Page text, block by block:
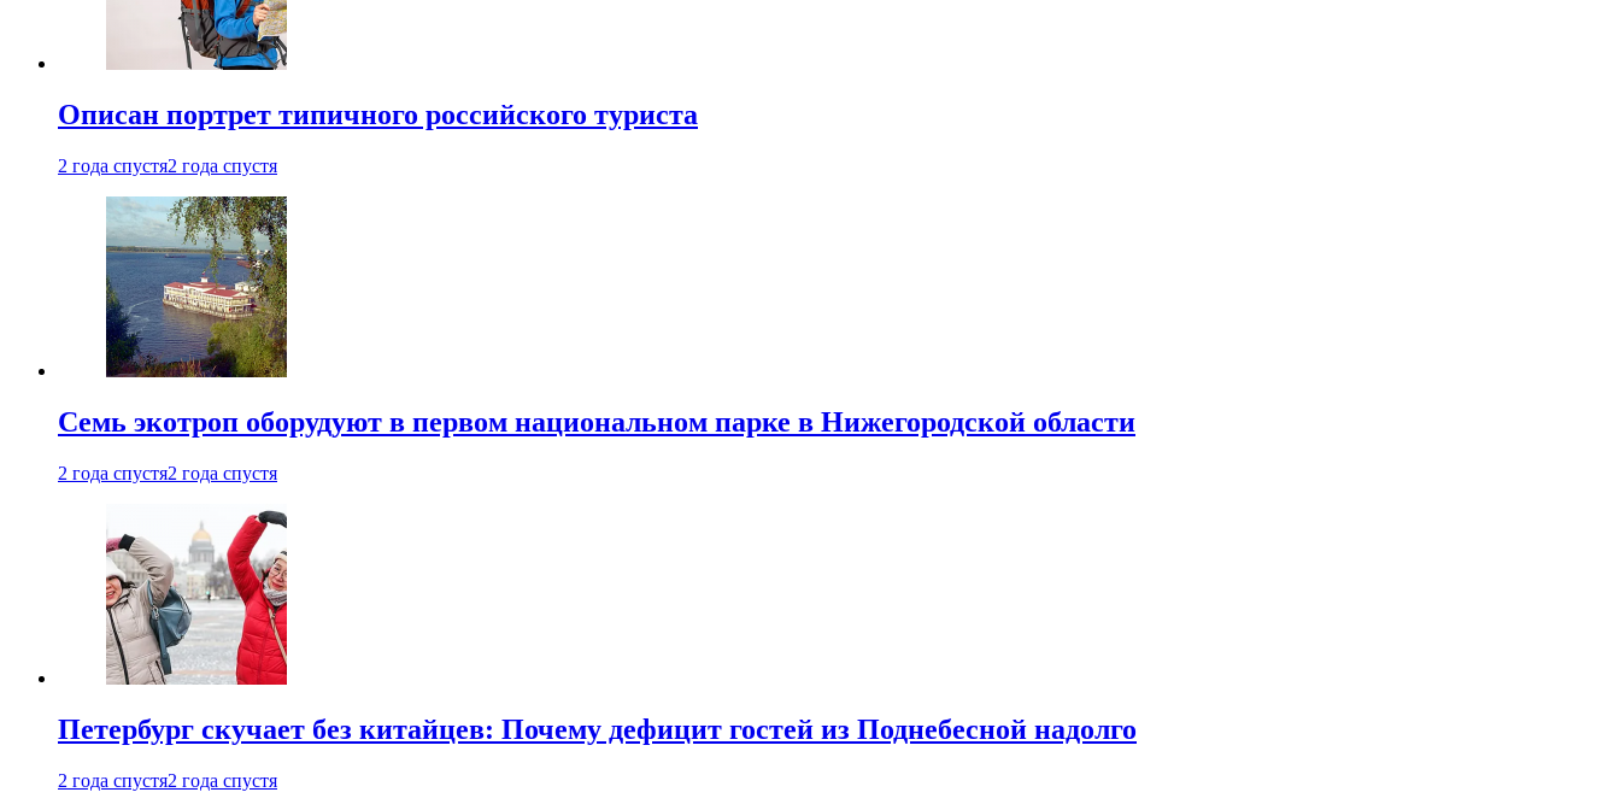
Описан портрет типичного российского туриста
2 года спустя2 года спустя
Семь экотроп оборудуют в первом национальном парке в Нижегородской области
2 года спустя2 года спустя
Петербург скучает без китайцев: Почему дефицит гостей из Поднебесной надолго
2 года спустя2 года спустя